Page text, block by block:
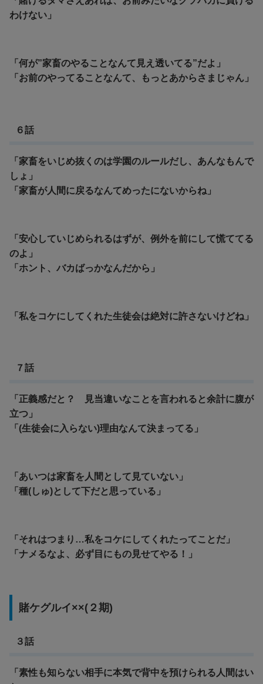
わけない」
「何が”家畜のやることなんて見え透いてる”だよ」
「お前のやってることなんて、もっとあからさまじゃん」
６話
「家畜をいじめ抜くのは学園のルールだし、あんなもんで
しょ」
「家畜が人間に戻るなんてめったにないからね」
「安心していじめられるはずが、例外を前にして慌ててる
のよ」
「ホント、バカばっかなんだから」
「私をコケにしてくれた生徒会は絶対に許さないけどね」
７話
「正義感だと？ 見当違いなことを言われると余計に腹が
立つ」
「(生徒会に入らない)理由なんて決まってる」
「あいつは家畜を人間として見ていない」
「種(しゅ)として下だと思っている」
「それはつまり…私をコケにしてくれたってことだ」
「ナメるなよ、必ず目にもの見せてやる！」
賭ケグルイ××(２期)
３話
「素性も知らない相手に本気で背中を預けられる人間はい